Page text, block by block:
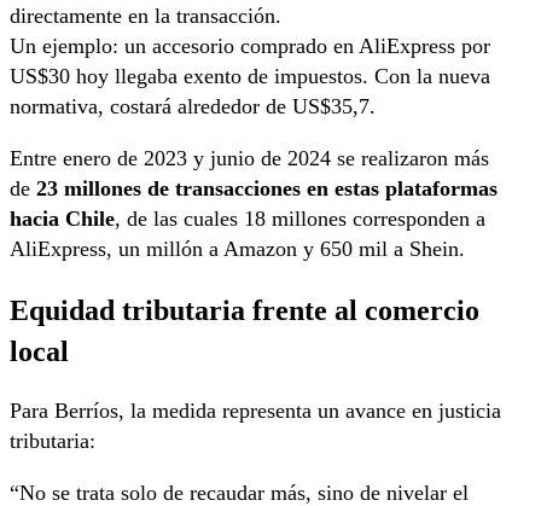
directamente en la transacción.
Un ejemplo: un accesorio comprado en AliExpress por
US$30 hoy llegaba exento de impuestos. Con la nueva
normativa, costará alrededor de US$35,7.
Entre enero de 2023 y junio de 2024 se realizaron más
de 23 millones de transacciones en estas plataformas
hacia Chile, de las cuales 18 millones corresponden a
AliExpress, un millón a Amazon y 650 mil a Shein.
Equidad tributaria frente al comercio
local
Para Berríos, la medida representa un avance en justicia
tributaria:
“No se trata solo de recaudar más, sino de nivelar el